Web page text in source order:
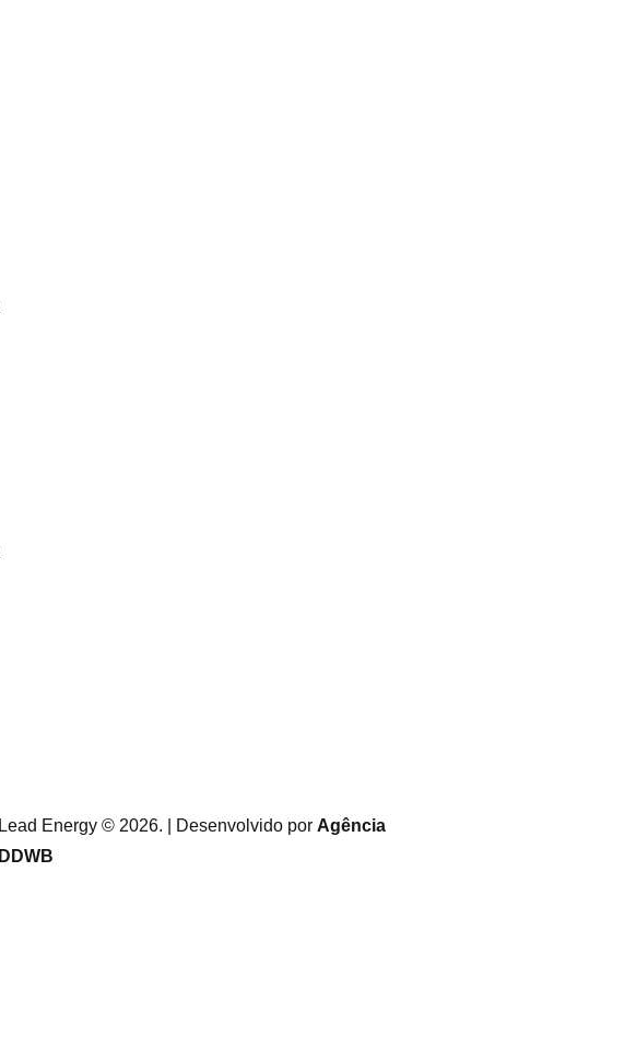
Lead Energy © 2026. | Desenvolvido por Agência
DDWB